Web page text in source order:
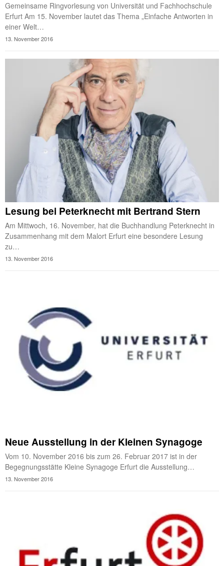
Gemeinsame Ringvorlesung von Universität und Fachhochschule
Erfurt Am 15. November lautet das Thema „Einfache Antworten in
einer Welt…
13. November 2016
Lesung bei Peterknecht mit Bertrand Stern
Am Mittwoch, 16. November, hat die Buchhandlung Peterknecht in
Zusammenhang mit dem Malort Erfurt eine besondere Lesung
zu…
13. November 2016
Neue Ausstellung in der Kleinen Synagoge
Vom 10. November 2016 bis zum 26. Februar 2017 ist in der
Begegnungsstätte Kleine Synagoge Erfurt die Ausstellung…
13. November 2016